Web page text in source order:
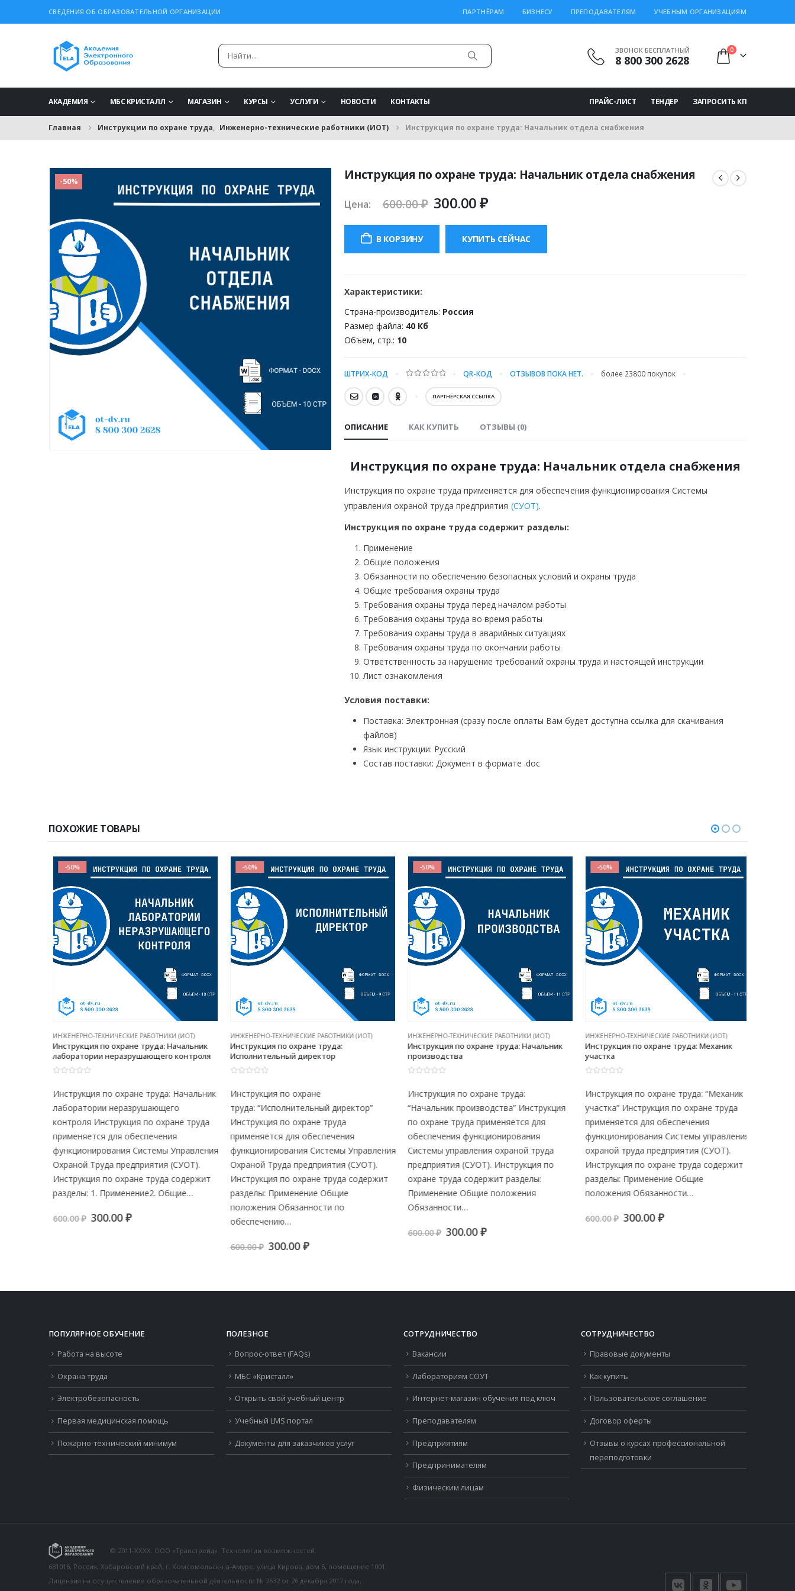
СВЕДЕНИЯ ОБ ОБРАЗОВАТЕЛЬНОЙ ОРГАНИЗАЦИИ ПАРТНЁРАМ БИЗНЕСУ ПРЕПОДАВАТЕЛЯМ УЧЕБНЫМ ОРГАНИЗАЦИЯМ
ЗВОНОК БЕСПЛАТНЫЙ
8 800 300 2628
0
АКАДЕМИЯ МБС КРИСТАЛЛ МАГАЗИН КУРСЫ УСЛУГИ НОВОСТИ КОНТАКТЫ ПРАЙС-ЛИСТ ТЕНДЕР ЗАПРОСИТЬ КП
Главная Инструкции по охране труда, Инженерно-технические работники (ИОТ) Инструкция по охране труда: Начальник отдела снабжения
-50% Инструкция по охране труда: Начальник отдела снабжения
Цена: 600.00₽ Первоначальная
составляла
600.00 ₽.
300.00₽Текущая
300.00 ₽.
В КОРЗИНУ КУПИТЬ СЕЙЧАС
Характеристики:
Страна-производитель: Россия
Размер файла: 40 Кб
Объем, стр.: 10
ШТРИХ-КОД QR-КОД ОТЗЫВОВ ПОКА НЕТ. более 23800покупок
ПАРТНЁРСКАЯ ССЫЛКА
ОПИСАНИЕ КАК КУПИТЬ ОТЗЫВЫ (0)
Инструкция по охране труда: Начальник отдела снабжения
Инструкция по охране труда применяется для обеспечения функционирования Системы
управления охраной труда предприятия (СУОТ).
Инструкция по охране труда содержит разделы:
Применение
Общие положения
Обязанности по обеспечению безопасных условий и охраны труда
Общие требования охраны труда
Требования охраны труда перед началом работы
Требования охраны труда во время работы
Требования охраны труда в аварийных ситуациях
Требования охраны труда по окончании работы
Ответственность за нарушение требований охраны труда и настоящей инструкции
Лист ознакомления
Условия поставки:
Поставка: Электронная (сразу после оплаты Вам будет доступна ссылка для скачивания
файлов)
Язык инструкции: Русский
Состав поставки: Документ в формате .doc
ПОХОЖИЕ ТОВАРЫ
-50%
ИНЖЕНЕРНО-ТЕХНИЧЕСКИЕ РАБОТНИКИ (ИОТ)
Инструкция по охране труда: Начальник
лаборатории неразрушающего контроля
Инструкция по охране труда: Начальник
лаборатории неразрушающего
контроля Инструкция по охране труда
применяется для обеспечения
функционирования Системы Управления
Охраной Труда предприятия (СУОТ).
Инструкция по охране труда содержит
разделы: 1. Применение2. Общие…
600.00₽ Первоначальная
300.00₽Текущая
-50%
ИНЖЕНЕРНО-ТЕХНИЧЕСКИЕ РАБОТНИКИ (ИОТ)
Инструкция по охране труда:
Исполнительный директор
Инструкция по охране
труда: “Исполнительный директор”
Инструкция по охране труда
применяется для обеспечения
функционирования Системы Управления
Охраной Труда предприятия (СУОТ).
Инструкция по охране труда содержит
разделы: Применение Общие
положения Обязанности по
обеспечению…
600.00₽ Первоначальная
300.00₽Текущая
-50%
ИНЖЕНЕРНО-ТЕХНИЧЕСКИЕ РАБОТНИКИ (ИОТ)
Инструкция по охране труда: Начальник
производства
Инструкция по охране труда:
“Начальник производства” Инструкция
по охране труда применяется для
обеспечения функционирования
Системы управления охраной труда
предприятия (СУОТ). Инструкция по
охране труда содержит разделы:
Применение Общие положения
Обязанности…
600.00₽ Первоначальная
300.00₽Текущая
-50%
ИНЖЕНЕРНО-ТЕХНИЧЕСКИЕ РАБОТНИКИ (ИОТ)
Инструкция по охране труда: Механик
участка
Инструкция по охране труда: “Механик
участка” Инструкция по охране труда
применяется для обеспечения
функционирования Системы управления
охраной труда предприятия (СУОТ).
Инструкция по охране труда содержит
разделы: Применение Общие
положения Обязанности…
600.00₽ Первоначальная
300.00₽Текущая
ПОПУЛЯРНОЕ ОБУЧЕНИЕ
Работа на высоте
Охрана труда
Электробезопасность
Первая медицинская помощь
Пожарно-технический минимум
ПОЛЕЗНОЕ
Вопрос-ответ (FAQs)
МБС «Кристалл»
Открыть свой учебный центр
Учебный LMS портал
Документы для заказчиков услуг
СОТРУДНИЧЕСТВО
Вакансии
Лабораториям СОУТ
Интернет-магазин обучения под ключ
Преподавателям
Предприятиям
Предпринимателям
Физическим лицам
СОТРУДНИЧЕСТВО
Правовые документы
Как купить
Пользовательское соглашение
Договор оферты
Отзывы о курсах профессиональной
переподготовки
© 2011-XXXX. ООО «Транстрейд». Технологии возможностей.
681016, Россия, Хабаровский край, г. Комсомольск-на-Амуре, улица Кирова, дом 5, помещение 1001.
Лицензия на осуществление образовательной деятельности № 2632 от 26 декабря 2017 года,